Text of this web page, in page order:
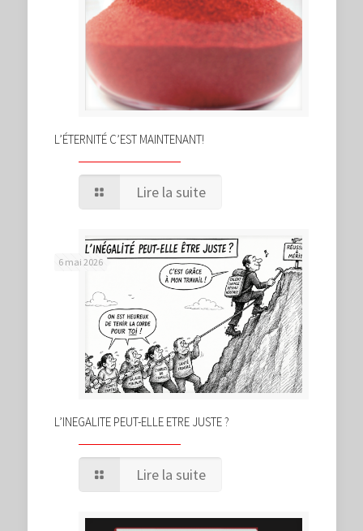
L’ÉTERNITÉ C’EST MAINTENANT!
Lire la suite
6 mai 2026
L’INEGALITE PEUT-ELLE ETRE JUSTE ?
Lire la suite